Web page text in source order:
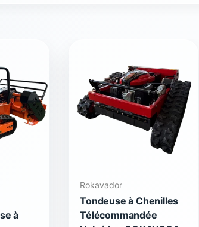
à
Rokavador
Tondeuse à Chenilles
Télécommandée